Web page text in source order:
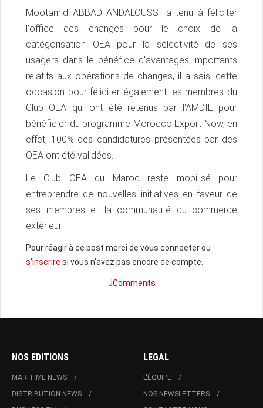
Mootamid ABBAD ANDALOUSSI a tenu à féliciter
l'office des changes pour le choix de la
catégorisation OEA pour la sélectivité de ses
usagers dans le bénéfice d'avantages importants
relatifs aux opérations de changes, il a saisi cette
occasion pour féliciter également les membres du
Club OEA qui ont été retenus par l'AMDIE pour
bénéficier du programme Morocco Export Now, en
effet, 100% des candidatures présentées par des
OEA ont été validées.
Le Club OEA du Maroc reste mobilisé pour
entreprendre de nouvelles initiatives en faveur de
ses membres et la communauté du commerce
extérieur.
Pour réagir à ce post merci de vous connecter ou
s'inscrire si vous n'avez pas encore de compte.
JComments
NOS EDITIONS
MARITIME NEWS
DISTRIBUTION NEWS
LEGAL
L'ÉQUIPE
NOS NEWSLETTERS